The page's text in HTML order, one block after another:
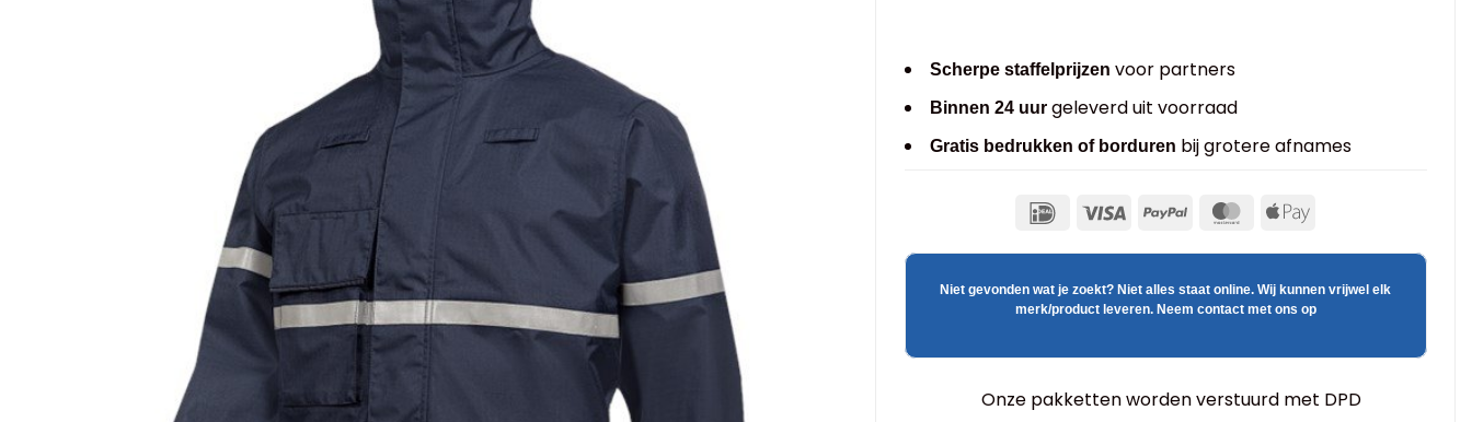
Scherpe staffelprijzen voor partners
Binnen 24 uurgeleverd uit voorraad
Gratis bedrukken of borduren bij grotere afnames
Niet gevonden wat je zoekt? Niet alles staat online. Wij kunnen vrijwel elk
merk/product leveren. Neem contact met ons op
Onze pakketten worden verstuurd met DPD